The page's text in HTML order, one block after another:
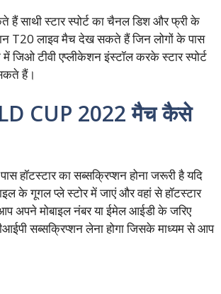
साथी स्टार स्पोर्ट का चैनल डिश और फ्री के
T20 लाइव मैच देख सकते हैं जिन लोगों के पास
जिओ टीवी एप्लीकेशन इंस्टॉल करके स्टार स्पोर्ट
हैं।
CUP 2022 मैच कैसे
हॉटस्टार का सब्सक्रिप्शन होना जरूरी है यदि
के गूगल प्ले स्टोर में जाएं और वहां से हॉटस्टार
अपने मोबाइल नंबर या ईमेल आईडी के जरिए
सब्सक्रिप्शन लेना होगा जिसके माध्यम से आप